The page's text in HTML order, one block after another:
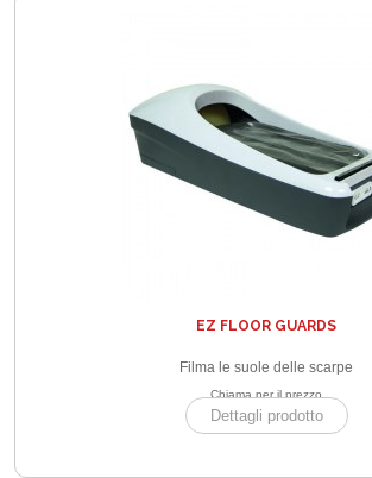
EZ FLOOR GUARDS
Filma le suole delle scarpe
Chiama per il prezzo
Dettagli prodotto